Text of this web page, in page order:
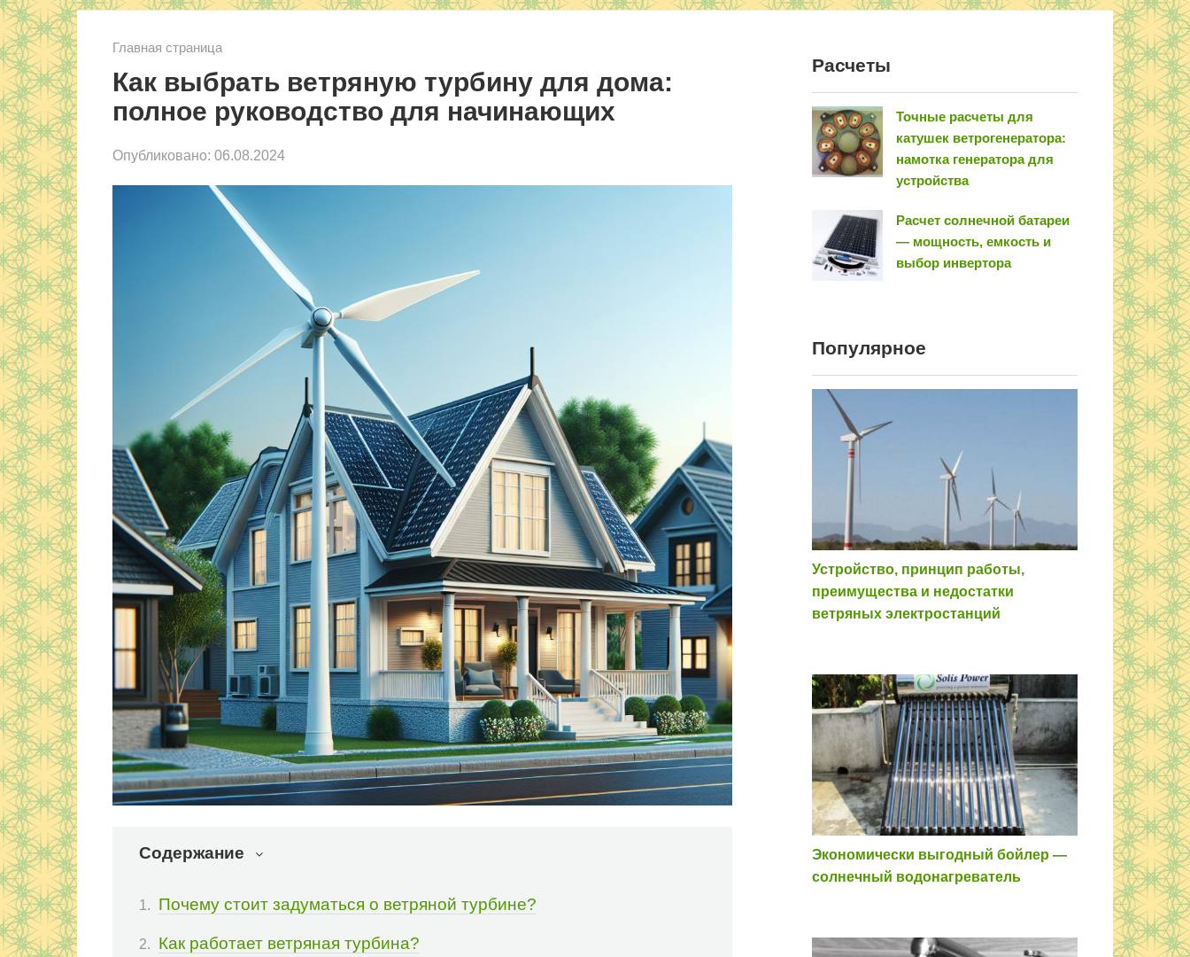
Главная страница
Как выбрать ветряную турбину для дома:
полное руководство для начинающих
Опубликовано: 06.08.2024
Содержание
Почему стоит задуматься о ветряной турбине?
Как работает ветряная турбина?
Расчеты
Точные расчеты для
катушек ветрогенератора:
намотка генератора для
устройства
Расчет солнечной батареи
— мощность, емкость и
выбор инвертора
Популярное
Устройство, принцип работы,
преимущества и недостатки
ветряных электростанций
Экономически выгодный бойлер —
солнечный водонагреватель